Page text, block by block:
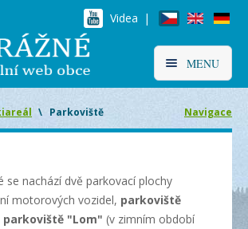
Videa |
MENU
Navigace
\ Parkoviště
se nachází dvě parkovací plochy
motorových vozidel, parkoviště
"Lom" (v zimním období